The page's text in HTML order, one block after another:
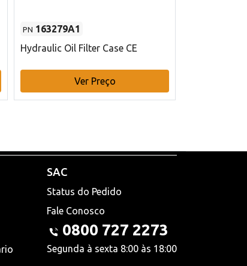
PN 163279A1
Hydraulic Oil Filter Case CE
Ver Preço
SAC
Status do Pedido
Fale Conosco
0800 727 2273
Segunda à sexta 8:00 às 18:00